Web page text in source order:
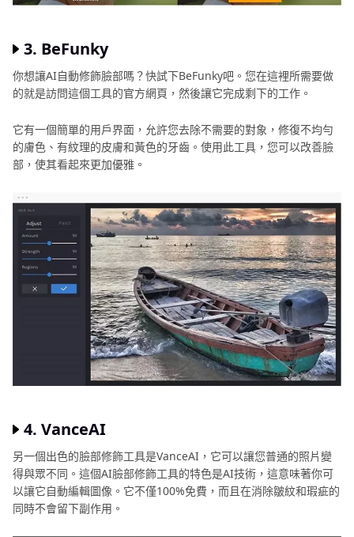
更
AI
圖
像
輯
技
巧
3. BeFunky
你想讓AI自動修飾臉部嗎？快試下BeFunky吧。您在這裡所需要做
的就是訪問這個工具的官方網頁，然後讓它完成剩下的工作。
它有一個簡單的用戶界面，允許您去除不需要的對象，修復不均勻
的膚色、有紋理的皮膚和黃色的牙齒。使用此工具，您可以改善臉
部，使其看起來更加優雅。
4. VanceAI
另一個出色的臉部修飾工具是VanceAI，它可以讓您普通的照片變
得與眾不同。這個AI臉部修飾工具的特色是AI技術，這意味著你可
以讓它自動編輯圖像。它不僅100%免費，而且在消除皺紋和瑕疵的
同時不會留下副作用。